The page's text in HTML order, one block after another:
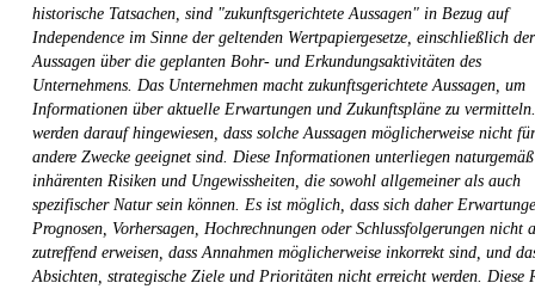
historische Tatsachen, sind "zukunftsgerichtete Aussagen" in Bezug auf
Independence im Sinne der geltenden Wertpapiergesetze, einschließlich der
Aussagen über die geplanten Bohr- und Erkundungsaktivitäten des
Unternehmens. Das Unternehmen macht zukunftsgerichtete Aussagen, um
Informationen über aktuelle Erwartungen und Zukunftspläne zu
werden darauf hingewiesen, dass solche Aussagen möglicherweise nicht für
andere Zwecke geeignet sind. Diese Informationen unterliegen naturgemäß
inhärenten Risiken und Ungewissheiten, die sowohl allgemeiner als auch
spezifischer Natur sein können. Es ist möglich, dass sich daher
Prognosen, Vorhersagen, Hochrechnungen oder Schlussfolgerungen nicht
zutreffend erweisen, dass Annahmen möglicherweise inkorrekt sind, und
Absichten, strategische Ziele und Prioritäten nicht erreicht werden. Diese